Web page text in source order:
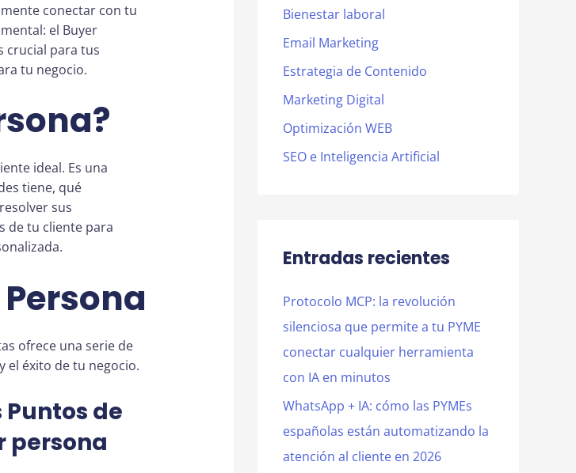
conectar con tu
el Buyer
crucial para tus
tu negocio.
ideal. Es una
tiene, qué
sus
de tu cliente para
ofrece una serie de
el éxito de tu negocio.
de
persona
Bienestar laboral
Email Marketing
Estrategia de Contenido
Marketing Digital
Optimización WEB
SEO e Inteligencia Artificial
Entradas recientes
Protocolo MCP: la revolución
silenciosa que permite a tu PYME
conectar cualquier herramienta
con IA en minutos
WhatsApp + IA: cómo las PYMEs
españolas están automatizando la
atención al cliente en 2026